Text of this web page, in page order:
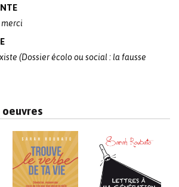
merci
(Dossier écolo ou social : la fausse